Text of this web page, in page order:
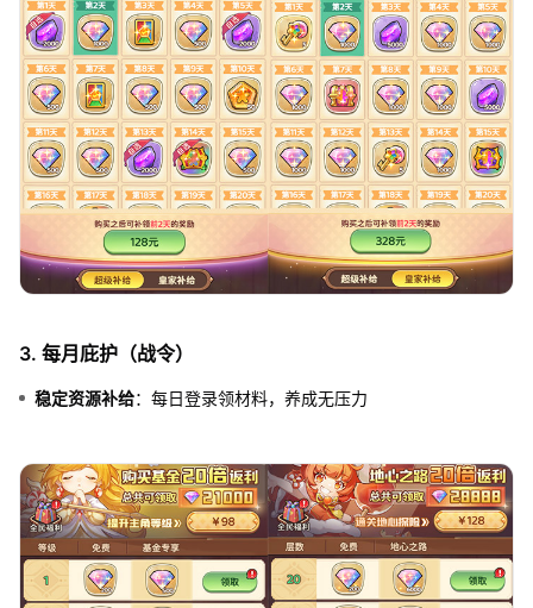
3. 每月庇护（战令）
稳定资源补给：每日登录领材料，养成无压力